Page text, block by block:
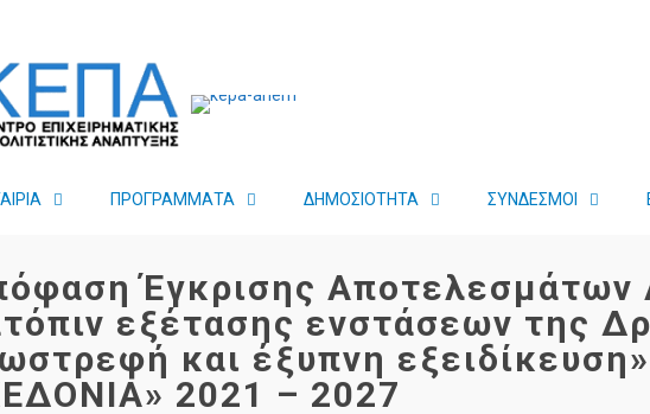
ΠΡΟΓΡΑΜΜΑΤΑ ΔΗΜΟΣΙΟΤΗΤΑ ΣΥΝΔΕΣΜΟΙ
Έγκρισης Αποτελεσμάτων
εξέτασης ενστάσεων της
και έξυπνη
2021 – 2027